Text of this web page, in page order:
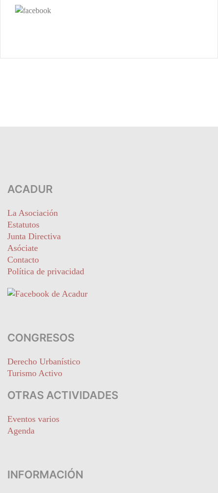
ACADUR
La Asociación
Estatutos
Junta Directiva
Asóciate
Contacto
Política de privacidad
CONGRESOS
Derecho Urbanístico
Turismo Activo
OTRAS ACTIVIDADES
Eventos varios
Agenda
INFORMACIÓN